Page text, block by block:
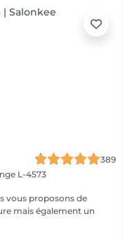
389
L-4573
vous proposons de
mais également un